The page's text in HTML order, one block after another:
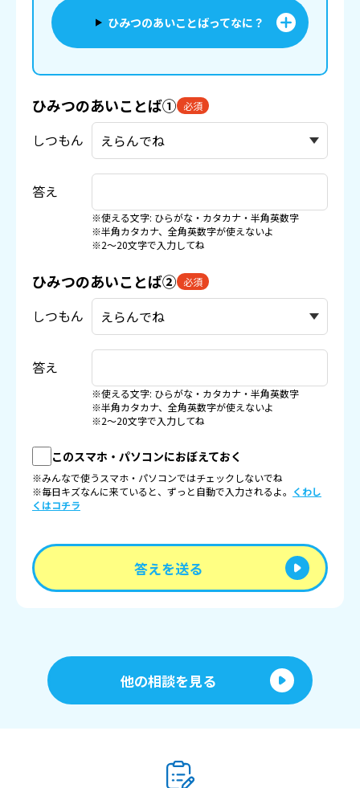
ひみつのあいことばってなに？
ひみつのあいことば① 必須
しつもん
答え
※使える文字: ひらがな・カタカナ・半角英数字
※半角カタカナ、全角英数字が使えないよ
※2〜20文字で入力してね
ひみつのあいことば② 必須
しつもん
答え
※使える文字: ひらがな・カタカナ・半角英数字
※半角カタカナ、全角英数字が使えないよ
※2〜20文字で入力してね
このスマホ・パソコンにおぼえておく
※みんなで使うスマホ・パソコンではチェックしないでね
※毎日キズなんに来ていると、ずっと自動で入力されるよ。 くわし
くはコチラ
答えを送る
他の相談を見る